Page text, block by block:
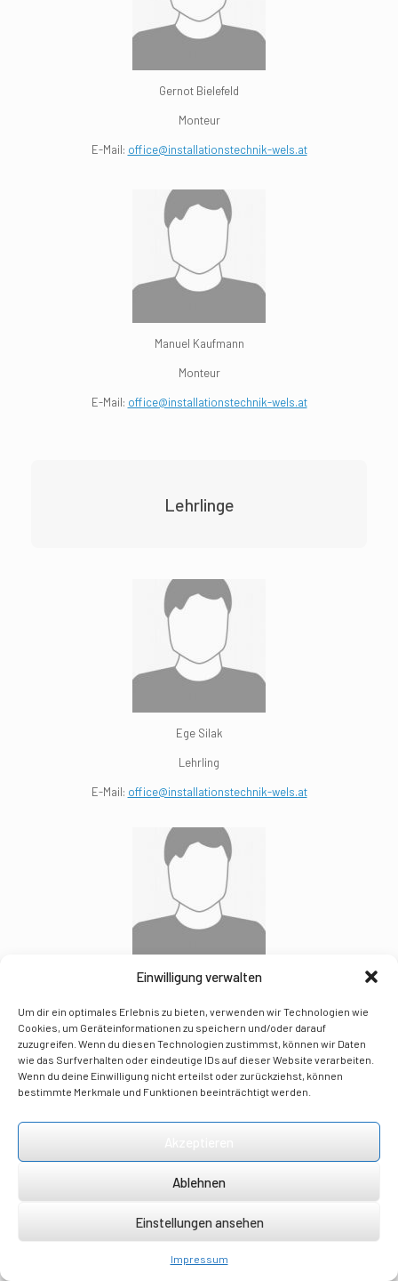
Einwilligung verwalten
Um dir ein optimales Erlebnis zu bieten, verwenden wir Technologien wie
Cookies, um Geräteinformationen zu speichern und/oder darauf
zuzugreifen. Wenn du diesen Technologien zustimmst, können wir Daten
wie das Surfverhalten oder eindeutige IDs auf dieser Website verarbeiten.
Wenn du deine Einwilligung nicht erteilst oder zurückziehst, können
bestimmte Merkmale und Funktionen beeinträchtigt werden.
Ablehnen
Einstellungen ansehen
Impressum
Gernot Bielefeld
Monteur
E-Mail: office@installationstechnik-wels.at
Manuel Kaufmann
Monteur
E-Mail: office@installationstechnik-wels.at
Lehrlinge
Ege Silak
Lehrling
E-Mail: office@installationstechnik-wels.at
Temes Philip
Monteur
E-Mail:office@installationstechnik-wels.at
Du willst Teil unseres Teams werden?
Zu den offenen Stellen